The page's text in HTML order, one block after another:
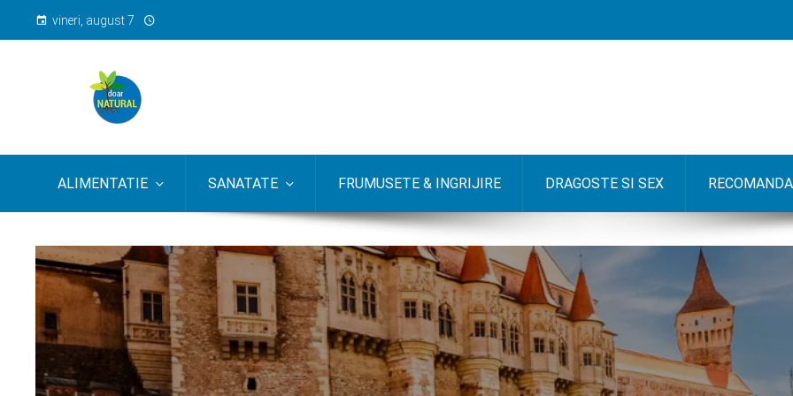
vineri, august 7
ALIMENTATIE SANATATE FRUMUSETE & INGRIJIRE DRAGOSTE SI SEX